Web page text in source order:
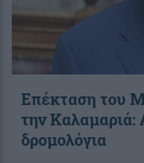
Επέκταση του
την Καλαμαριά:
δρομολόγια